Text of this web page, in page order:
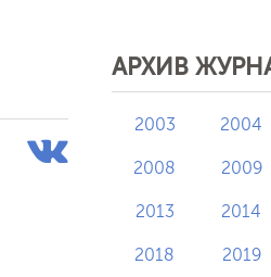
АРХИВ
2003 2004
2008 2009
2013 2014
2018 2019